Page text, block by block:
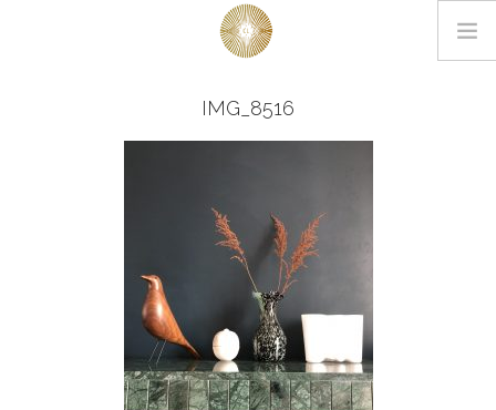
EDITIONS
L’AGENCE
IMG_8516